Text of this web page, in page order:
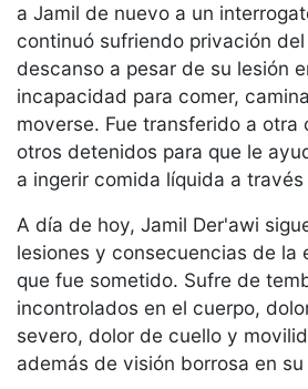
a Jamil de nuevo a un
continuó sufriendo privación
descanso a pesar de su lesión
incapacidad para comer,
moverse. Fue transferido a otra
otros detenidos para que le
a ingerir comida líquida a
A día de hoy, Jamil Der'awi
lesiones y consecuencias de la
que fue sometido. Sufre de
incontrolados en el cuerpo,
severo, dolor de cuello y
además de visión borrosa en